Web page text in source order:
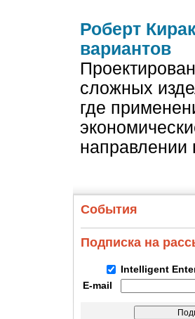
Роберт
вариантов
сложных
где
События
Подписка на
Intelligent
E-mail